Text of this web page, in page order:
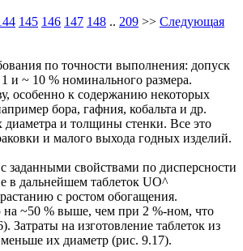
145 146 147 148 .. 209 >> Следующая
по точности выполнения: допуск
и ~ 10 % номинального размера.
особенно к содержанию некоторых
бора, гафния, кобальта и др.
диаметра и толщины стенки. Все это
и малого выхода годных изделий.
свойствами по дисперсности
в дальнейшем таблеток UO^
с ростом обогащения.
~50 % выше, чем при 2 %-ном, что
Затраты на изготовление таблеток из
их диаметр (рис. 9.17).